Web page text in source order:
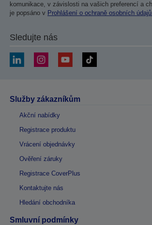
komunikace, v závislosti na vašich preferencí a
je popsáno v Prohlášení o ochraně osobních
Sledujte nás
Služby zákazníkům
Akční nabídky
Registrace produktu
Vrácení objednávky
Ověření záruky
Registrace CoverPlus
Kontaktujte nás
Hledání obchodníka
Smluvní podmínky